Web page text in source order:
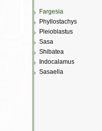
Fargesia
Phyllostachys
Pleioblastus
Sasa
Shibatea
Indocalamus
Sasaella